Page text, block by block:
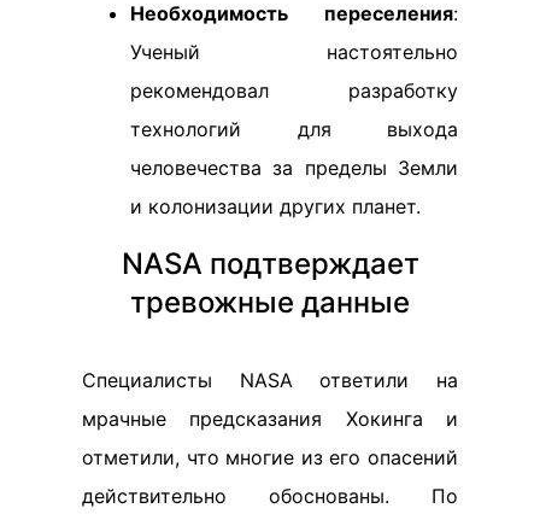
Необходимость переселения:
Ученый настоятельно
рекомендовал разработку
технологий для выхода
человечества за пределы Земли
и колонизации других планет.
NASA подтверждает
тревожные данные
Специалисты NASA ответили на
мрачные предсказания Хокинга и
отметили, что многие из его опасений
действительно обоснованы. По